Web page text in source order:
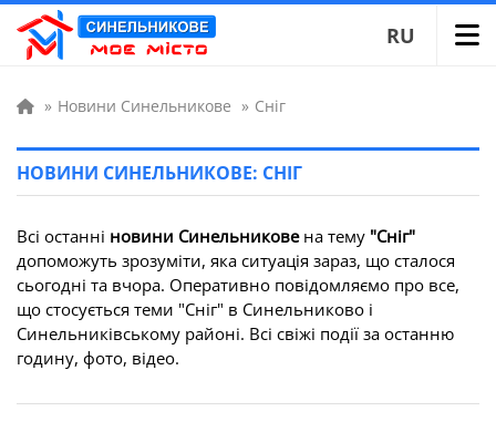
RU
» Новини Синельникове » Сніг
НОВИНИ СИНЕЛЬНИКОВЕ: СНІГ
Всі останні новини Синельниковена тему "Сніг"
допоможуть зрозуміти, яка ситуація зараз, що сталося
сьогодні та вчора. Оперативно повідомляємо про все,
що стосується теми "Сніг" в Синельниково і
Синельниківському районі. Всі свіжі події за останню
годину, фото, відео.